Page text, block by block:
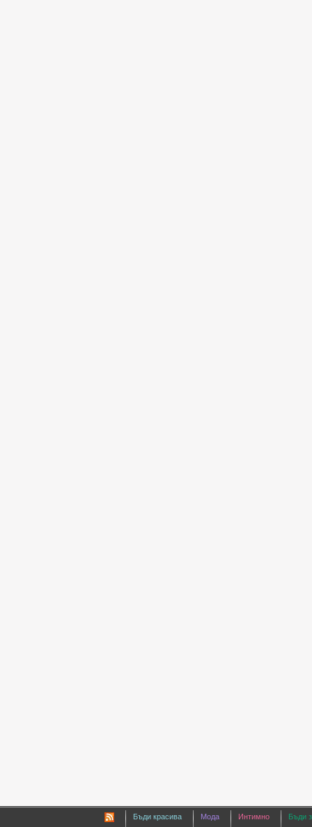
Бъди красива Мода Интимно Бъди